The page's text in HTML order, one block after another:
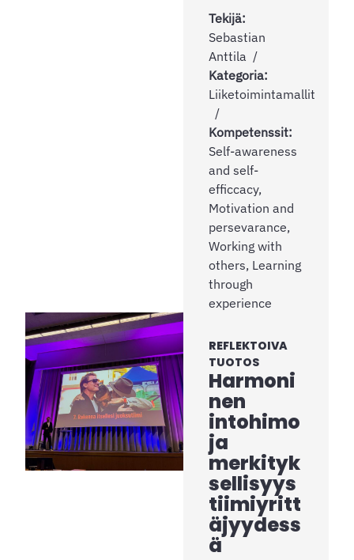
Tekijä:
Sebastian
Anttila
Kategoria:
Liiketoimintamallit
Kompetenssit:
Self-awareness
and self-
efficcacy,
Motivation and
persevarance,
Working with
others, Learning
through
experience
REFLEKTOIVA
TUOTOS
Harmoni
nen
intohimo
ja
merkityk
sellisyys
tiimiyritt
äjyydess
ä